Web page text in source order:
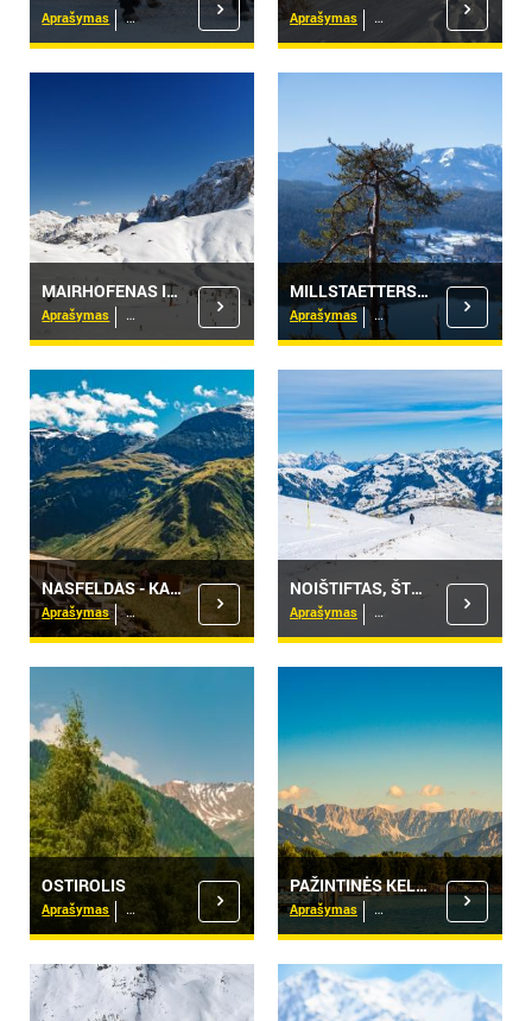
Aprašymas Viešbučiai Aprašymas Viešbučiai
MAIRHOFENAS IR CILERTALIS
Aprašymas Viešbučiai
MILLSTAETTERSEE
Aprašymas Viešbučiai
NASFELDAS - KARINTIJA
Aprašymas Viešbučiai
NOIŠTIFTAS, ŠTUBAITALIS
Aprašymas Viešbučiai
OSTIROLIS
Aprašymas Viešbučiai
PAŽINTINĖS KELIONĖS - KLAGENFURTAS
Aprašymas Viešbučiai